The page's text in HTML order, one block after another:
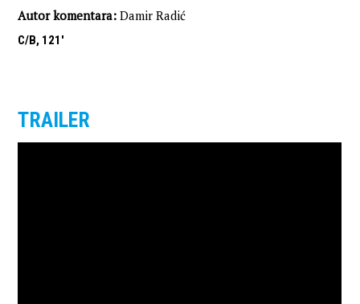
Autor komentara:Damir Radić
C/B, 121'
TRAILER